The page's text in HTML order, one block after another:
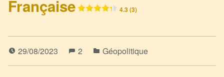
Française
4.3 (3)
29/08/2023 2 Géopolitique